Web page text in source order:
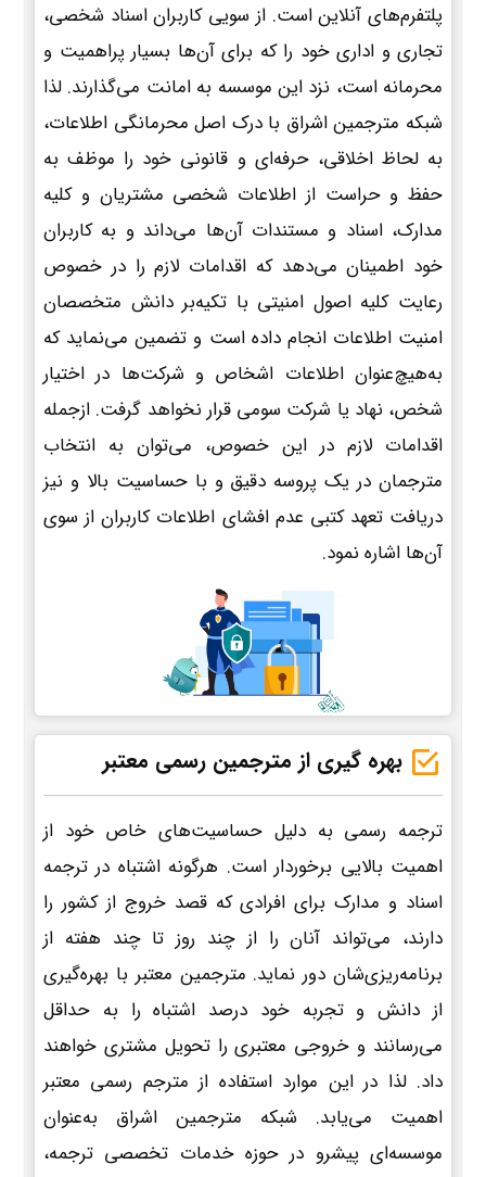
پلتفرم‌های آنلاین است. از سویی کاربران اسناد شخصی،
تجاری و اداری خود را که برای آن‌ها بسیار پراهمیت و
محرمانه است، نزد این موسسه به امانت می‌گذارند. لذا
شبکه مترجمین اشراق با درک اصل محرمانگی اطلاعات،
به لحاظ اخلاقی، حرفه‌ای و قانونی خود را موظف به
حفظ و حراست از اطلاعات شخصی مشتریان و کلیه
مدارک، اسناد و مستندات آن‌ها می‌داند و به کاربران
خود اطمینان می‌دهد که اقدامات لازم را در خصوص
رعایت کلیه اصول امنیتی با تکیه‌بر دانش متخصصان
امنیت اطلاعات انجام داده است و تضمین می‌نماید که
به‌هیچ‌عنوان اطلاعات اشخاص و شرکت‌ها در اختیار
شخص، نهاد یا شرکت سومی قرار نخواهد گرفت. ازجمله
اقدامات لازم در این خصوص، می‌توان به انتخاب
مترجمان در یک پروسه دقیق و با حساسیت بالا و نیز
دریافت تعهد کتبی عدم افشای اطلاعات کاربران از سوی
آن‌ها اشاره نمود.
بهره گیری از مترجمین رسمی معتبر
ترجمه رسمی به دلیل حساسیت‌های خاص خود از
اهمیت بالایی برخوردار است. هرگونه اشتباه در ترجمه
اسناد و مدارک برای افرادی که قصد خروج از کشور را
دارند، می‌تواند آنان را از چند روز تا چند هفته از
برنامه‌ریزی‌شان دور نماید. مترجمین معتبر با بهره‌گیری
از دانش و تجربه خود درصد اشتباه را به حداقل
می‌رسانند و خروجی معتبری را تحویل مشتری خواهند
داد. لذا در این موارد استفاده از مترجم رسمی معتبر
اهمیت می‌یابد. شبکه مترجمین اشراق به‌عنوان
موسسه‌ای پیشرو در حوزه خدمات تخصصی ترجمه،